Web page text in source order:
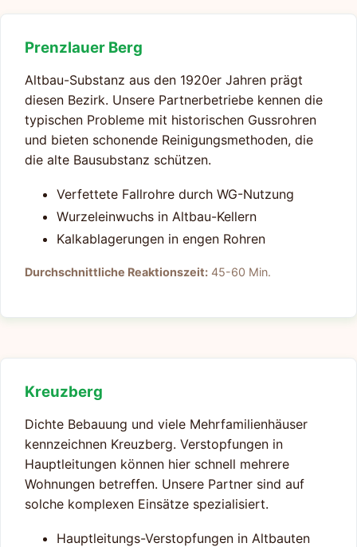
Prenzlauer Berg
Altbau-Substanz aus den 1920er Jahren prägt
diesen Bezirk. Unsere Partnerbetriebe kennen die
typischen Probleme mit historischen Gussrohren
und bieten schonende Reinigungsmethoden, die
die alte Bausubstanz schützen.
Verfettete Fallrohre durch WG-Nutzung
Wurzeleinwuchs in Altbau-Kellern
Kalkablagerungen in engen Rohren
Durchschnittliche Reaktionszeit: 45-60 Min.
Kreuzberg
Dichte Bebauung und viele Mehrfamilienhäuser
kennzeichnen Kreuzberg. Verstopfungen in
Hauptleitungen können hier schnell mehrere
Wohnungen betreffen. Unsere Partner sind auf
solche komplexen Einsätze spezialisiert.
Hauptleitungs-Verstopfungen in Altbauten